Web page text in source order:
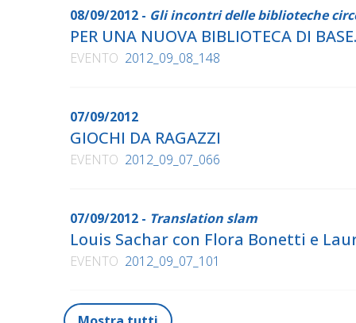
08/09/2012 - Gli incontri delle biblioteche
PER UNA NUOVA BIBLIOTECA DI
EVENTO 2012_09_08_148
07/09/2012
GIOCHI DA RAGAZZI
EVENTO 2012_09_07_066
07/09/2012 - Translation slam
Louis Sachar con Flora Bonetti e
EVENTO 2012_09_07_101